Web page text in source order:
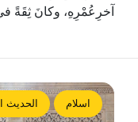
آخرِعُمْرِهِ، وكانَ ثِقَةً
اسلام الحديث